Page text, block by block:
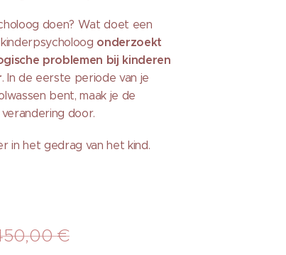
doen? Wat doet een
onderzoekt
problemen bij kinderen
. In de eerste periode van je
bent, maak je de
door.
in het gedrag van het kind.
€